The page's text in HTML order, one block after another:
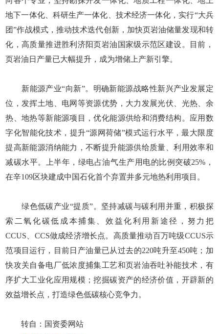
地下一体化、科研生产一体化、技术经济一体化，实行“大兵
团”作战模式，推动技术迭代创新，加快页岩油储量发现和转
化，高质量推进胜利济阳页岩油国家级示范区建设。目前，
页岩油日产量已大幅提升，成为增储上产新引擎。
新能源产业“向新”。明确新能源战略性新兴产业发展定
位，发挥土地、电网等资源优势，大力发展光伏、光热、余
热、地热等新能源项目，优化能源供给和消费结构。应用数
字化智能化技术，提升“源网荷储”模式运行水平，最大限度
提高新能源消纳能力，不断提升能源供给质量、利用效率和
减碳水平。上半年，绿电占油气生产用电的比例突破25%，
在辛109区块建成中国石化首个弃置井多元地热利用项目。
绿色低碳产业“提质”。坚持减碳与碳利用并重，积极探
索二氧化碳低成本捕集、效益化利用新途径，努力把
CCUS、CCS做成经济增长点。高质量推动百万吨级CCUS示
范项目运行，目前日产油量已从过去的220吨升至450吨；加
快攻关自备电厂低浓度捕集工艺和页岩油吞吐补能技术，有
序扩大工业化应用规模；挖掘碳资产的经济价值，开辟新的
效益增长点，打造绿色低碳核心竞争力。
转自：国资委网站